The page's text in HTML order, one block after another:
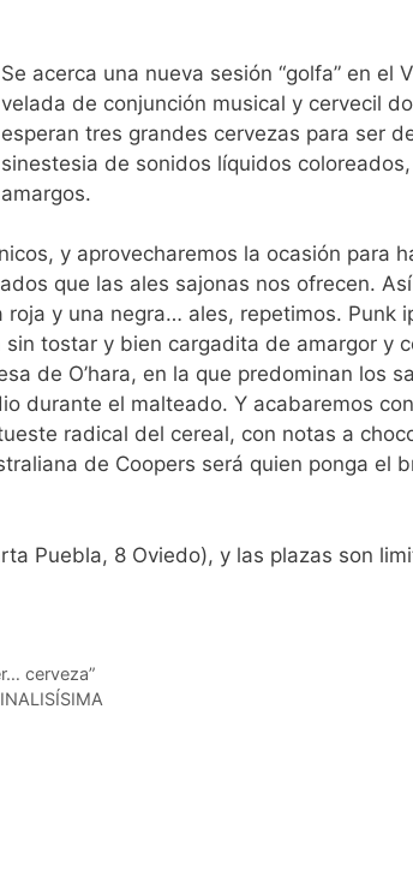
Se acerca una nueva sesión “golfa” en el
velada de conjunción musical y cervecil
esperan tres grandes cervezas para ser
sinestesia de sonidos líquidos
amargos.
y aprovecharemos la ocasión para
que las ales sajonas nos ofrecen.
y una negra… ales, repetimos. Punk
tostar y bien cargadita de amargor y
de O’hara, en la que predominan los
durante el malteado. Y acabaremos
radical del cereal, con notas a
de Coopers será quien ponga el
Puebla, 8 Oviedo), y las plazas son
cerveza”